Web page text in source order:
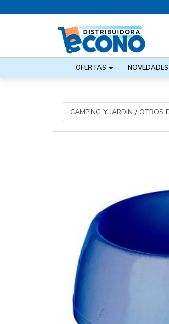
OFERTAS NOVEDADES
CAMPING Y JARDIN / OTROS